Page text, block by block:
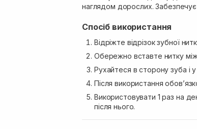
наглядом дорослих.
Спосіб використання
Відріжте відрізок зубної
Обережно вставте нитку
Рухайтеся в сторону зуба і
Після використання
Використовувати 1 раз на
після нього.